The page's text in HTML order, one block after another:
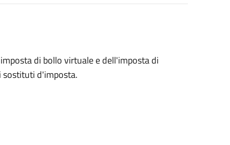
di bollo virtuale e dell'imposta di
sostituti d'imposta.